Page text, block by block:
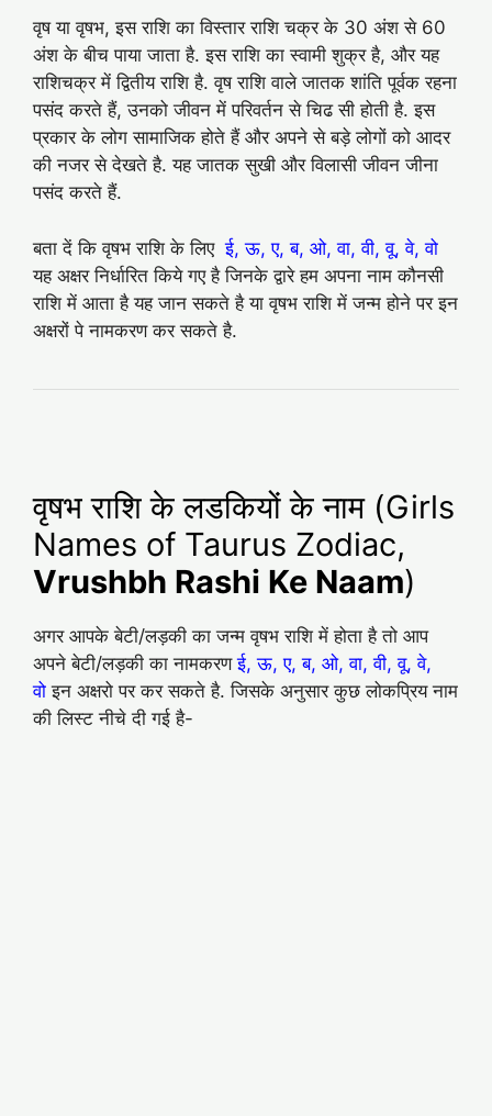
वृष या वृषभ, इस राशि का विस्तार राशि चक्र के 30 अंश से 60
अंश के बीच पाया जाता है. इस राशि का स्वामी शुक्र है, और यह
राशिचक्र में द्वितीय राशि है. वृष राशि वाले जातक शांति पूर्वक रहना
पसंद करते हैं, उनको जीवन में परिवर्तन से चिढ सी होती है. इस
प्रकार के लोग सामाजिक होते हैं और अपने से बड़े लोगों को आदर
की नजर से देखते है. यह जातक सुखी और विलासी जीवन जीना
पसंद करते हैं.
बता दें कि वृषभ राशि के लिएई, ऊ, ए, ब, ओ, वा, वी, वू, वे, वो
यह अक्षर निर्धारित किये गए है जिनके द्वारे हम अपना नाम कौनसी
राशि में आता है यह जान सकते है या वृषभ राशि में जन्म होने पर इन
अक्षरों पे नामकरण कर सकते है.
वृषभ राशि के लडकियों के नाम (Girls
Names of Taurus Zodiac,
Vrushbh Rashi Ke Naam)
अगर आपके बेटी/लड़की का जन्म वृषभ राशि में होता है तो आप
अपने बेटी/लड़की का नामकरणई, ऊ, ए, ब, ओ, वा, वी, वू, वे,
वो इन अक्षरो पर कर सकते है. जिसके अनुसार कुछ लोकप्रिय नाम
की लिस्ट नीचे दी गई है-